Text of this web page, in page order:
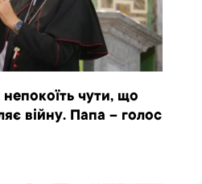
непокоїть чути, що
війну. Папа – голос